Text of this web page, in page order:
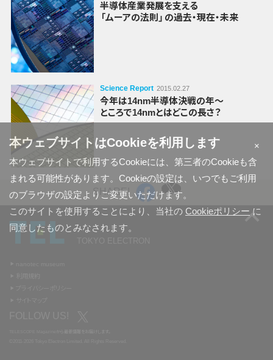
本ウェブサイトはCookieを利用します
×
本ウェブサイトで利用するCookieには、第三者のCookieも含
まれる可能性があります。Cookieの設定は、いつでもご利用
のブラウザの設定よりご変更いただけます。
このサイトを使用することにより、当社の Cookieポリシー に
同意したものとみなされます。
半導体産業発展を支える
「ムーアの法則」 の過去・現在・未来
Science Report 2015.02.27
今年は14nm半導体決戦の年〜
ところで14nmとはどこの長さ？
SHARE!